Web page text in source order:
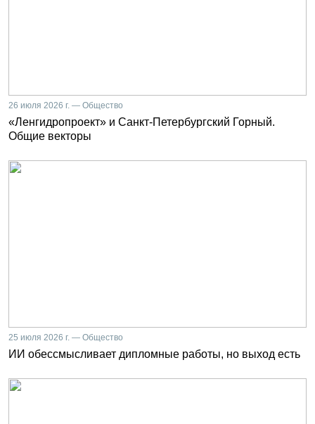
26 июля 2026 г. — Общество
«Ленгидропроект» и Санкт-Петербургский Горный.
Общие векторы
25 июля 2026 г. — Общество
ИИ обессмысливает дипломные работы, но выход есть